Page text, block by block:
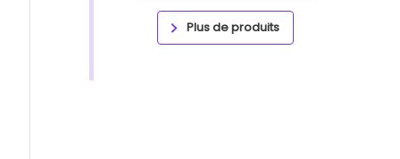
Plus de produits